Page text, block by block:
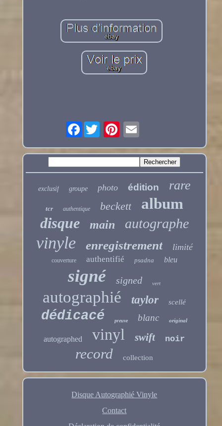
Facebook
exclusif groupe photo édition rare
tcr authentique beckett album
disque main autographe
vinyle enregistrement limité
couverture authentifié psadna bleu
signé signed vert
autographié taylor scellé
dédicacé preuve blanc original
autographed vinyl swift noir
record collection
Disque Autographié Vinyle
Contact